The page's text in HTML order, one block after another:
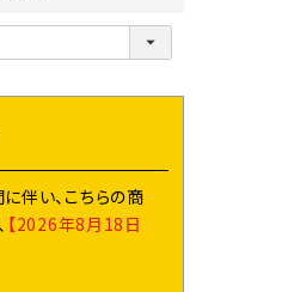
(
)
伴い、こちらの商
【2026年8月18日